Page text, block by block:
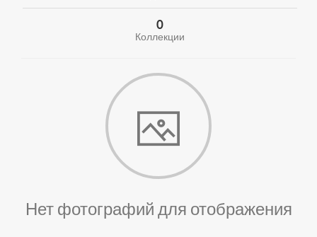
0
Коллекции
Нет фотографий для отображения